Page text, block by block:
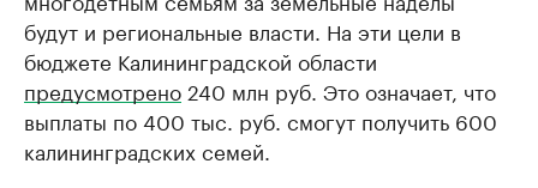
будут и региональные власти. На эти цели в
бюджете Калининградской области
предусмотрено 240 млн руб. Это означает, что
выплаты по 400 тыс. руб. смогут получить 600
калининградских семей.